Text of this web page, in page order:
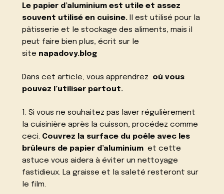
Le papier d’aluminium est utile et assez
souvent utilisé en cuisine.Il est utilisé pour la
pâtisserie et le stockage des aliments, mais il
peut faire bien plus, écrit sur le
site napadovy.blog
Dans cet article, vous apprendrez où vous
pouvez l’utiliser partout.
1. Si vous ne souhaitez pas laver régulièrement
la cuisinière après la cuisson, procédez comme
ceci. Couvrez la surface du poêle avec les
brûleurs de papier d’aluminium et cette
astuce vous aidera à éviter un nettoyage
fastidieux. La graisse et la saleté resteront sur
le film.